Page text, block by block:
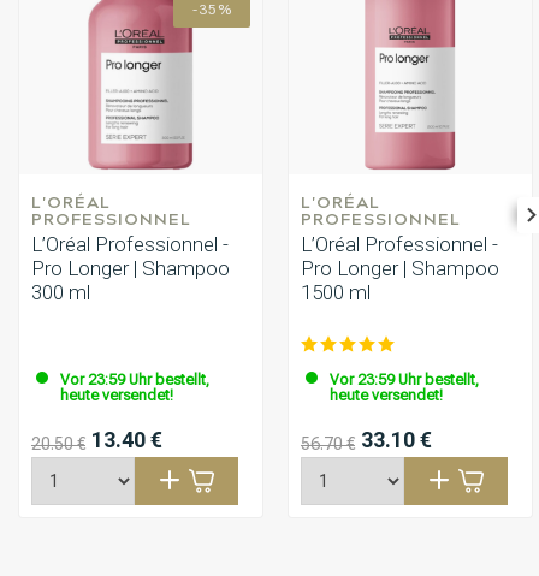
-35%
L'ORÉAL
PROFESSIONNEL
L’Oréal Professionnel -
Pro Longer | Shampoo
300 ml
Vor 23:59 Uhr bestellt,
heute versendet!
20.50 € 13.40 €
L'ORÉAL
PROFESSIONNEL
L’Oréal Professionnel -
Pro Longer | Shampoo
1500 ml
Vor 23:59 Uhr bestellt,
heute versendet!
56.70 € 33.10 €